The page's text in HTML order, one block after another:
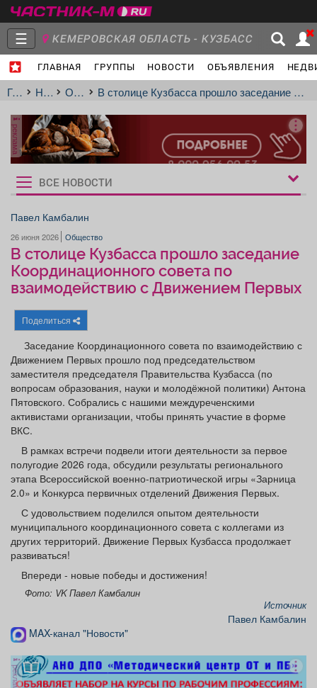
☰ КЕМЕРОВСКАЯ ОБЛАСТЬ - КУЗБАСС
ГЛАВНАЯ ГРУППЫ НОВОСТИ ОБЪЯВЛЕНИЯ
Главная
Объявления Недвижимость Услуги
Работа Транспорт
Афиша
Товары Поздравления Погода
ТВ программа Я - пенсионер
ГлавнаяНовостиОбществоВ столице Кузбасса прошло заседание Координационного совета по взаимодействию с Движением Первых
реклама
Рукбрики
новостей
ВСЕ НОВОСТИ
Павел Камбалин
26 июня 2026 Общество
В столице Кузбасса прошло заседание
Координационного совета по
взаимодействию с Движением Первых
Поделиться
Заседание Координационного совета по взаимодействию с
Движением Первых прошло под председательством
заместителя председателя Правительства Кузбасса (по
вопросам образования, науки и молодёжной политики) Антона
Пятовского. Собрались с нашими междуреченскими
активистами организации, чтобы принять участие в форме
ВКС.
В рамках встречи подвели итоги деятельности за первое
полугодие 2026 года, обсудили результаты регионального
этапа Всероссийской военно-патриотической игры «Зарница
2.0» и Конкурса первичных отделений Движения Первых.
С удовольствием поделился опытом деятельности
муниципального координационного совета с коллегами из
других территорий. Движение Первых Кузбасса продолжает
развиваться!
Впереди - новые победы и достижения!
Фото: VK Павел Камбалин
Источник
Павел Камбалин
MAX-канал "Новости"
реклама